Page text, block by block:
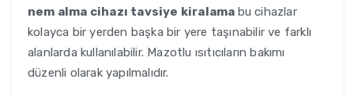
nem alma cihazı tavsiye kiralama bu cihazlar
kolayca bir yerden başka bir yere taşınabilir ve farklı
alanlarda kullanılabilir. Mazotlu ısıtıcıların bakımı
düzenli olarak yapılmalıdır.